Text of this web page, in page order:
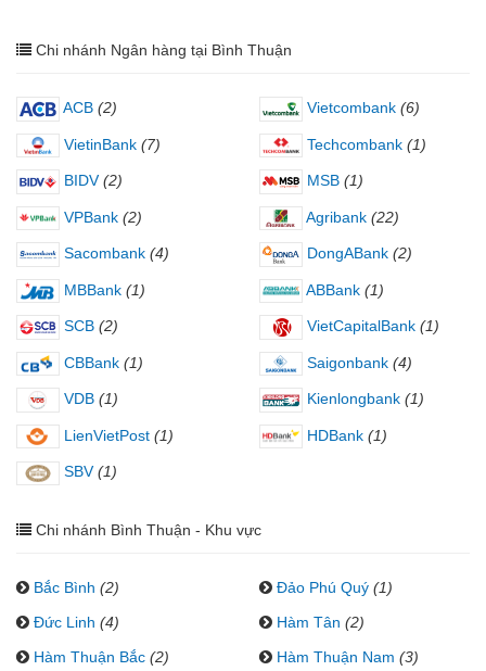
Chi nhánh Ngân hàng tại Bình Thuận
ACB (2) Vietcombank (6)
VietinBank (7) Techcombank (1)
BIDV (2) MSB (1)
VPBank (2) Agribank (22)
Sacombank (4) DongABank (2)
MBBank (1) ABBank (1)
SCB (2) VietCapitalBank (1)
CBBank (1) Saigonbank (4)
VDB (1) Kienlongbank (1)
LienVietPost (1) HDBank (1)
SBV (1)
Chi nhánh Bình Thuận - Khu vực
Bắc Bình (2) Đảo Phú Quý (1)
Đức Linh (4) Hàm Tân (2)
Hàm Thuận Bắc (2) Hàm Thuận Nam (3)